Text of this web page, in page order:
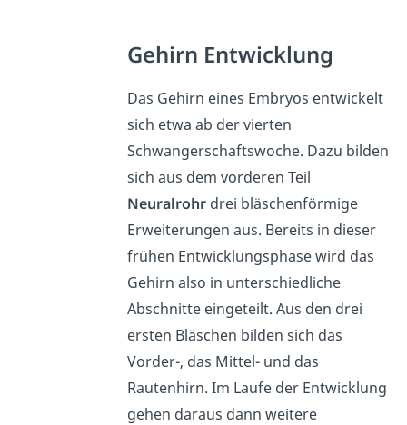
Gehirn Entwicklung
Das Gehirn eines Embryos entwickelt
sich etwa ab der vierten
Schwangerschaftswoche. Dazu bilden
sich aus dem vorderen Teil
Neuralrohrdrei bläschenförmige
Erweiterungen aus. Bereits in dieser
frühen Entwicklungsphase wird das
Gehirn also in unterschiedliche
Abschnitte eingeteilt. Aus den drei
ersten Bläschen bilden sich das
Vorder-, das Mittel- und das
Rautenhirn. Im Laufe der Entwicklung
gehen daraus dann weitere